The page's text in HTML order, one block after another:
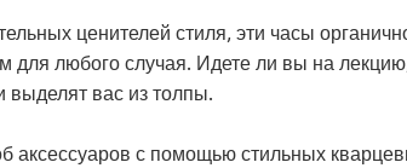
ценителей стиля, эти часы
для любого случая. Идете ли вы на
выделят вас из толпы.
аксессуаров с помощью стильных